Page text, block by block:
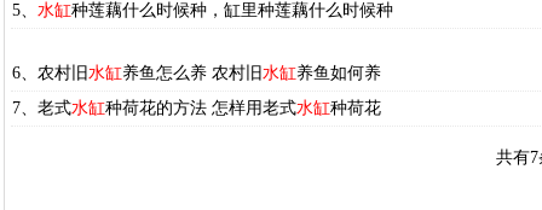
5、 水缸种莲藕什么时候种，缸里种莲藕什么时候种
6、农村旧水缸养鱼怎么养 农村旧水缸养鱼如何养
7、老式水缸种荷花的方法 怎样用老式水缸种荷花
共有